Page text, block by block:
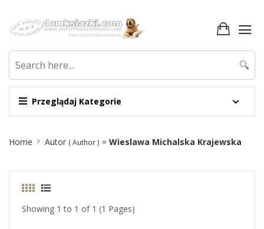
Przeglądaj Kategorie
🔍
Breadcrumb
Home Autor ( Author ) = Wieslawa Michalska Krajewska
Showing 1 to 1 of 1 (1 Pages)